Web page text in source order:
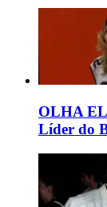
OLHA
Líder do